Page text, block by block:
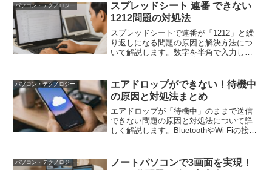
パソコン・テクノロジー
スプレッドシート 連番 できない
1212問題の対処法
スプレッドシートで連番が「1212」と繰
り返しになる問題の原因と解決方法につ
いて解説します。数字を半角で入力し、
った対処法を紹介します。
パソコン・テクノロジー
エアドロップができない！待機中
の原因と対処法まとめ
エアドロップが「待機中」のままで送信
できない問題の原因と対処法について詳
しく解説します。BluetoothやWi-Fiの接続
紹介します。また、エアドロップ以外の
パソコン・テクノロジー
ノートパソコンで3画面を実現！